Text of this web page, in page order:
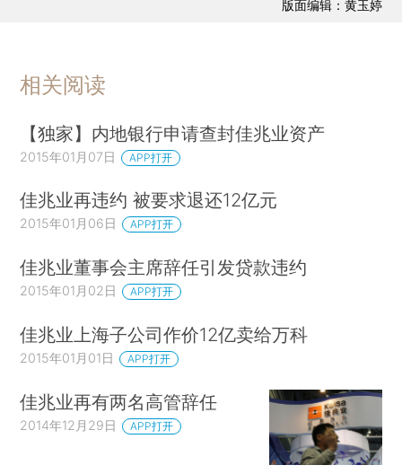
版面编辑：黄玉婷
相关阅读
【独家】内地银行申请查封佳兆业资产
2015年01月07日 APP打开
佳兆业再违约 被要求退还12亿元
2015年01月06日 APP打开
佳兆业董事会主席辞任引发贷款违约
2015年01月02日 APP打开
佳兆业上海子公司作价12亿卖给万科
2015年01月01日 APP打开
佳兆业再有两名高管辞任
2014年12月29日 APP打开